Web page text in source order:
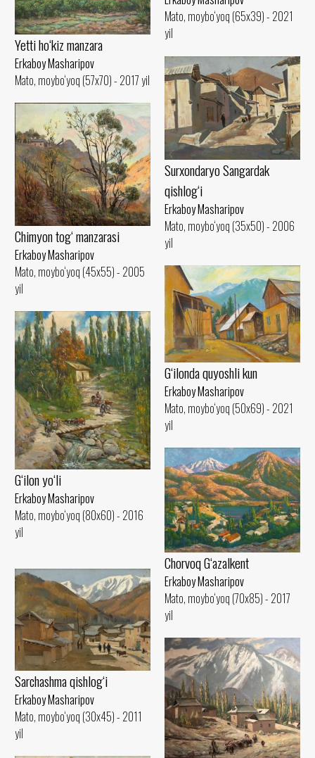
Mato, moybo‘yoq (65x39) - 2021
yil
Yetti ho‘kiz manzara
Erkaboy Masharipov
Mato, moybo‘yoq (57x70) - 2017 yil
Surxondaryo Sangardak
qishlog‘i
Erkaboy Masharipov
Mato, moybo‘yoq (35x50) - 2006
yil
Chimyon tog‘ manzarasi
Erkaboy Masharipov
Mato, moybo‘yoq (45x55) - 2005
yil
G‘ilonda quyoshli kun
Erkaboy Masharipov
Mato, moybo‘yoq (50x69) - 2021
yil
G‘ilon yo‘li
Erkaboy Masharipov
Mato, moybo‘yoq (80x60) - 2016
yil
Chorvoq G‘azalkent
Erkaboy Masharipov
Mato, moybo‘yoq (70x85) - 2017
yil
Sarchashma qishlog‘i
Erkaboy Masharipov
Mato, moybo‘yoq (30x45) - 2011
yil